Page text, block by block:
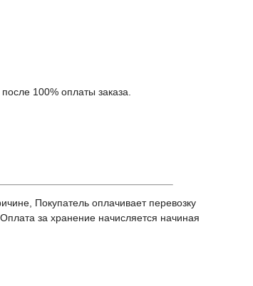
100% оплаты заказа.
Покупатель оплачивает перевозку
за хранение начисляется начиная